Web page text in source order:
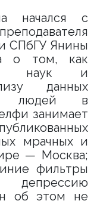
начался с
СПбГУ Янины
о том, как
наук и
данных
людей в
занимает
мрачных и
— Москва;
фильтры
депрессию
об этом не